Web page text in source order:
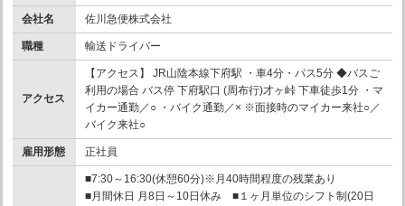
会社名 佐川急便株式会社
職種 輸送ドライバー
アクセス
【アクセス】 JR山陰本線下府駅 ・車4分・バス5分 ◆バスご
利用の場合 バス停 下府駅口 (周布行)才ヶ峠 下車徒歩1分 ・マ
イカー通勤／○ ・バイク通勤／× ※面接時のマイカー来社○／
バイク来社○
雇用形態 正社員
■7:30～16:30(休憩60分)※月40時間程度の残業あり
■月間休日 月8日～10日休み ■１ヶ月単位のシフト制(20日